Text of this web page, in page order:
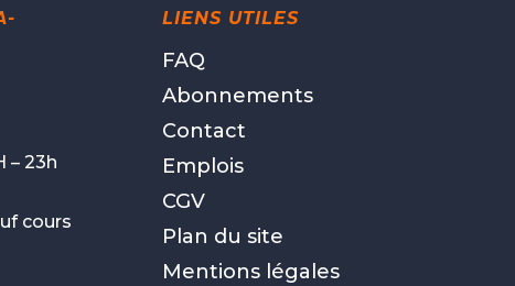
– 23h
cours
LIENS UTILES
FAQ
Abonnements
Contact
Emplois
CGV
Plan du site
Mentions légales